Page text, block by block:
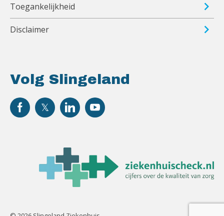
Volg Slingeland
Toegankelijkheid
Disclaimer